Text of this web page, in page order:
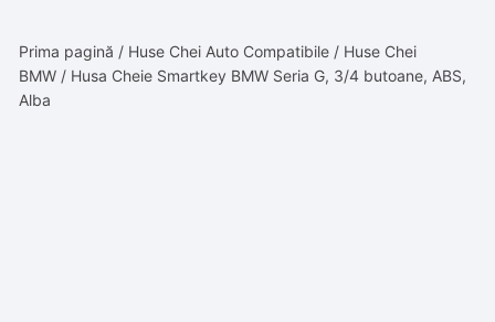
Prima pagină / Huse Chei Auto Compatibile / Huse Chei
BMW / Husa Cheie Smartkey BMW Seria G, 3/4 butoane, ABS,
Alba